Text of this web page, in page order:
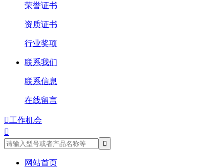
荣誉证书
资质证书
行业奖项
联系我们
联系信息
在线留言
工作机会

网站首页